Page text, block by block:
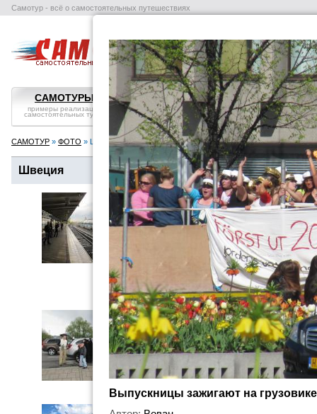
Самотур - всё о самостоятельных путешествиях
поиск отелей авиабилеты
САМОТУРЫ
примеры реализации
самостоятельных туров
ВОПРОС-ОТВЕТ
самостоятельные
путешествия: ликбез
СТРАНЫ
справка,
посмотреть
САМОТУР » ФОТО » Швеция
Швеция
Выпускницы зажигают на